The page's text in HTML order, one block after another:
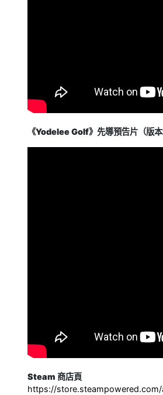
《Yodelee Golf》先導預告片（版本
Steam 商店頁
https://